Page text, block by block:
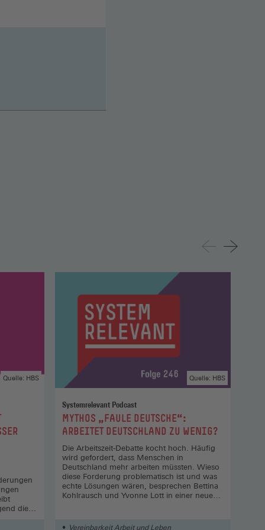
D
Quelle: HBS
die
Systemrelevant Podcast
:MYTHOS „FAULE DEUTSCHE“:
ARBEITET DEUTSCHLAND ZU WENIG?
Quelle: HBS
Die Arbeitszeit-Debatte kocht hoch. Häufig
wird gefordert, dass Menschen in
Deutschland mehr arbeiten müssten. Wieso
diese Forderung problematisch ist und was
echte Lösungen wären, besprechen Bettina
Kohlrausch und Yvonne Lott in einer neuen
Vereinbarkeit Arbeit und Leben